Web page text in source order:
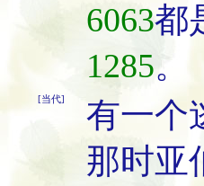
6063都
1285。
[当代]
有一个
那时亚